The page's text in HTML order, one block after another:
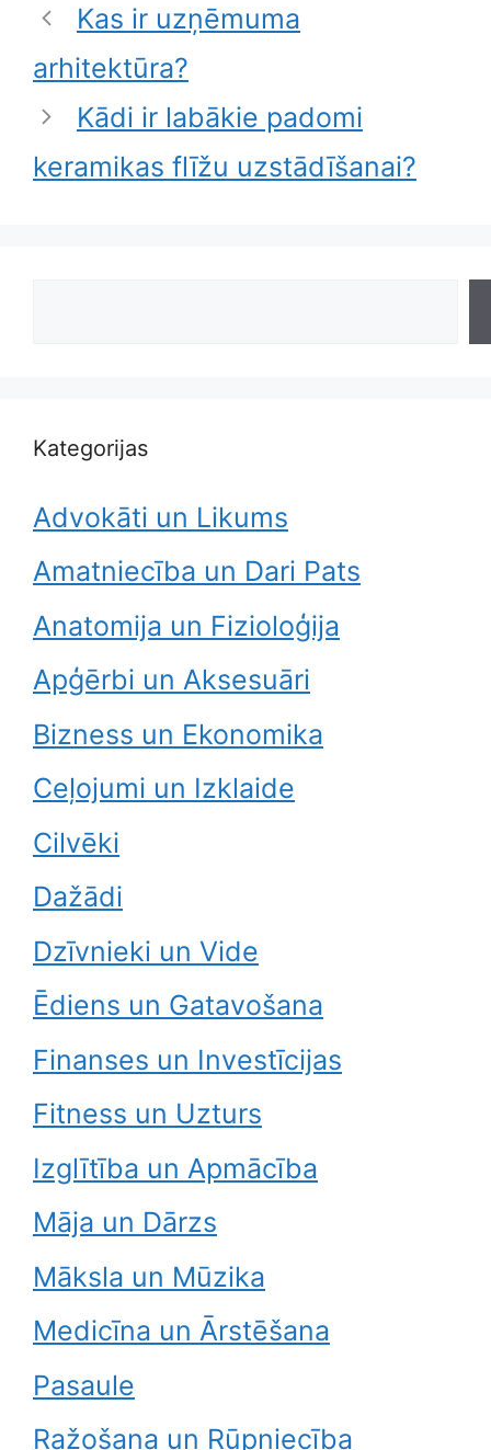
Kas ir uzņēmuma
arhitektūra?
Kādi ir labākie padomi
keramikas flīžu uzstādīšanai?
Kategorijas
Advokāti un Likums
Amatniecība un Dari Pats
Anatomija un Fizioloģija
Apģērbi un Aksesuāri
Bizness un Ekonomika
Ceļojumi un Izklaide
Cilvēki
Dažādi
Dzīvnieki un Vide
Ēdiens un Gatavošana
Finanses un Investīcijas
Fitness un Uzturs
Izglītība un Apmācība
Māja un Dārzs
Māksla un Mūzika
Medicīna un Ārstēšana
Pasaule
Ražošana un Rūpniecība